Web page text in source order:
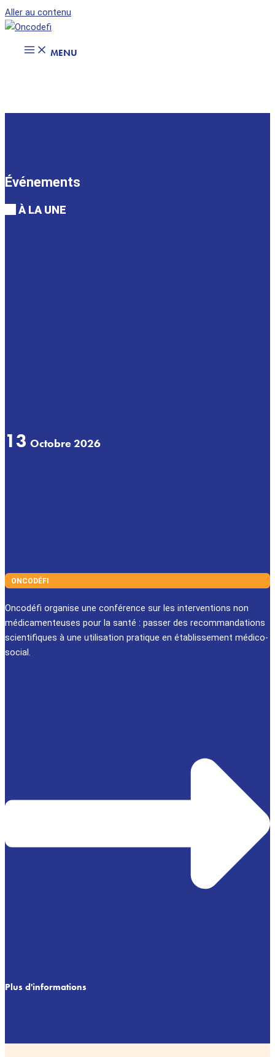
Aller au contenu
MENU
Événements
À LA UNE
13 Octobre 2026
ONCODÉFI
Oncodéfi organise une conférence sur les interventions non
médicamenteuses pour la santé : passer des recommandations
scientifiques à une utilisation pratique en établissement médico-
social.
Plus d'informations